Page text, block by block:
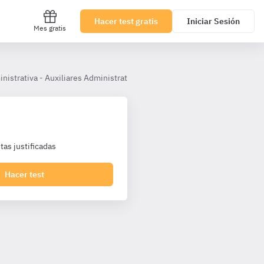
Mes gratis
Hacer test gratis Iniciar Sesión
- Auxiliares Administrativos Castilla y León
justificadas
Hacer test